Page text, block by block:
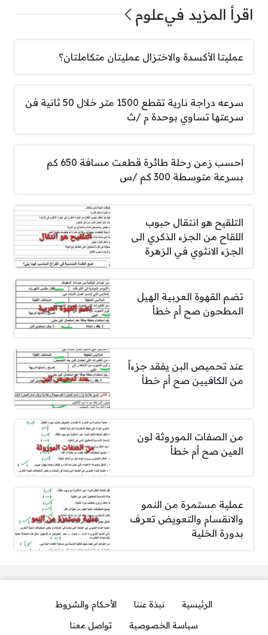
اقرأ المزيد فيعلوم
عمليتا الأكسدة والاختزال عمليتان متكاملتان؟
سرعه دراجة نارية تقطع 1500 متر خلال 50 ثانية فن
سرعتها تساوي بوحدة م /ث
احسب زمن رحلة طائرة قطعت مسافة 650 كم
بسرعة متوسطة 300 كم /س
التلقيح هو انتقال حبوب
اللقاح من الجزء الذكري الى
الجزء الانثوي في الزهرة
تضم القهوة العربية الهيل
المطحون صح أم خطأ
عند تحميص البن يفقد جزءاً
من الكافيين صح أم خطأ
من الصفات الموروثة لون
العين صح أم خطأ
عملية مستمرة من النمو
والانقسام والتعويض تعرف
بدورة الخلية
الرئيسية نبذة عننا
الأحكام والشروط
سياسة الخصوصية
تواصل معنا